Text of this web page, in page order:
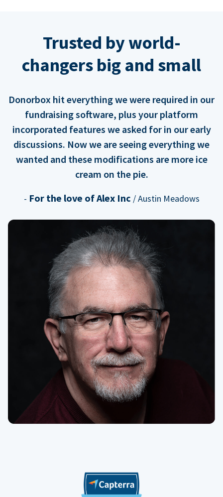
Trusted by world-
changers big and small
Donorbox hit everything we were required in our
fundraising software, plus your platform
incorporated features we asked for in our early
discussions. Now we are seeing everything we
wanted and these modifications are more ice
cream on the pie.
- For the love of Alex Inc / Austin Meadows